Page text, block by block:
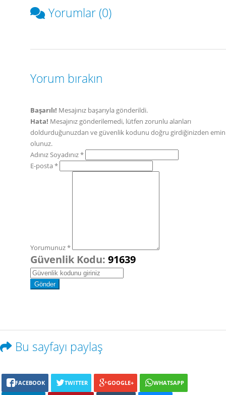
Yorumlar (0)
Yorum bırakın
Başarılı! Mesajınız başarıyla gönderildi.
Hata! Mesajınız gönderilemedi, lütfen zorunlu alanları
doldurduğunuzdan ve güvenlik kodunu doğru girdiğinizden emin
olunuz.
Adınız Soyadınız *
E-posta *
Yorumunuz *
Güvenlik Kodu: 91639
Bu sayfayı paylaş
FACEBOOK TWITTER GOOGLE+ WHATSAPP